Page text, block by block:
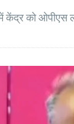
केंद्र को ओपीएस